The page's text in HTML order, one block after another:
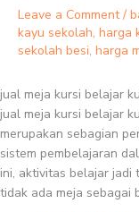
Leave a Comment /
kayu sekolah, harga
sekolah besi, harga
jual meja kursi belajar
jual meja kursi belajar
merupakan sebagian
sistem pembelajaran
ini, aktivitas belajar jadi
tidak ada meja sebagai